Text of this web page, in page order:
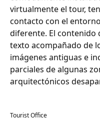
virtualmente el tour,
contacto con el
diferente. El
texto acompañado de
imágenes antiguas e
parciales de algunas
arquitectónicos
Tourist Office